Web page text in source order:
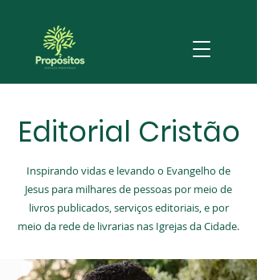
Editorial Cristão
Inspirando vidas e levando o Evangelho de
Jesus para milhares de pessoas por meio de
livros publicados, serviços editoriais, e por
meio da rede de livrarias nas Igrejas da Cidade.